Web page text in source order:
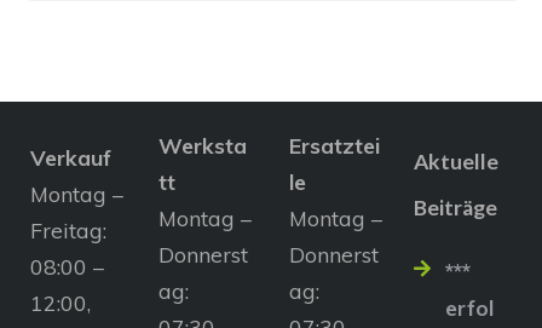
Verkauf
Montag –
Freitag:
08:00 –
12:00,
Werksta
tt
Montag –
Donnerst
ag:
Ersatztei
le
Montag –
Donnerst
ag:
Aktuelle
Beiträge
***
erfol